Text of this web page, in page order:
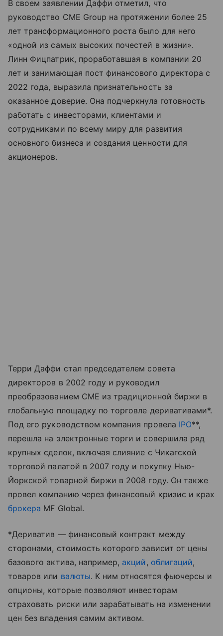
В своем заявлении Даффи отметил, что
руководство CME Group на протяжении более 25
лет трансформационного роста было для него
«одной из самых высоких почестей в жизни».
Линн Фицпатрик, проработавшая в компании 20
лет и занимающая пост финансового директора с
2022 года, выразила признательность за
оказанное доверие. Она подчеркнула готовность
работать с инвесторами, клиентами и
сотрудниками по всему миру для развития
основного бизнеса и создания ценности для
акционеров.
Терри Даффи стал председателем совета
директоров в 2002 году и руководил
преобразованием CME из традиционной биржи в
глобальную площадку по торговле деривативами*.
Под его руководством компания провела IPO**,
перешла на электронные торги и совершила ряд
крупных сделок, включая слияние с Чикагской
торговой палатой в 2007 году и покупку Нью-
Йоркской товарной биржи в 2008 году. Он также
провел компанию через финансовый кризис и крах
брокера MF Global.
*Дериватив — финансовый контракт между
сторонами, стоимость которого зависит от цены
базового актива, например, акций, облигаций,
товаров или валюты. К ним относятся фьючерсы и
опционы, которые позволяют инвесторам
страховать риски или зарабатывать на изменении
цен без владения самим активом.